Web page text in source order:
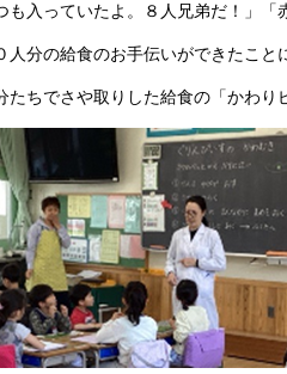
も入っていたよ。８人兄弟だ！」
人分の給食のお手伝いができたこと
ちでさや取りした給食の「かわり